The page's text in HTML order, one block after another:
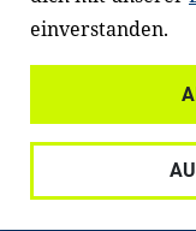
und anderen
einverstanden.